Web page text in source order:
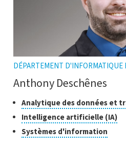
DÉPARTEMENT D'INFORMATIQUE
Anthony Deschênes
Classes
de
recherche
Analytique des données et
Intelligence artificielle (IA)
Systèmes d'information
pour